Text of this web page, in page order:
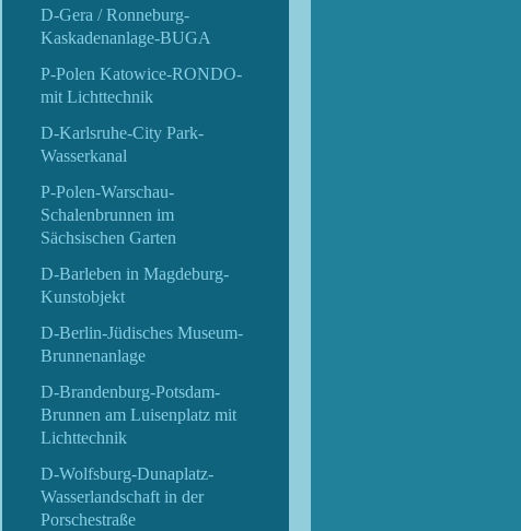
D-Gera / Ronneburg-
Kaskadenanlage-BUGA
P-Polen Katowice-RONDO-
mit Lichttechnik
D-Karlsruhe-City Park-
Wasserkanal
P-Polen-Warschau-
Schalenbrunnen im
Sächsischen Garten
D-Barleben in Magdeburg-
Kunstobjekt
D-Berlin-Jüdisches Museum-
Brunnenanlage
D-Brandenburg-Potsdam-
Brunnen am Luisenplatz mit
Lichttechnik
D-Wolfsburg-Dunaplatz-
Wasserlandschaft in der
Porschestraße